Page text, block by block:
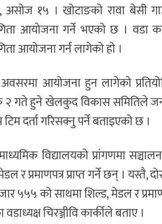
असोज १५ । खोटाङको रावा बेसी
आयोजना गर्ने भएको छ ।
आयोजना गर्न लागेको हो ।
आयोजना हुन लागेको
२ गते हुने खेलकुद विकास समितिले
दर्ता गरिसक्नु पर्ने बताइएको छ ।
विद्यालयको प्रांगणमा
र प्रमाणपत्र प्राप्त गर्ने छन् ।
५५५ को साथमा शिल्ड, मेडल र
चिरञ्जीवि कार्कीले बताए ।